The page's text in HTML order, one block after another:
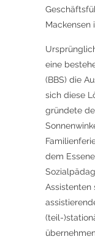
Mackensen
eine
(BBS) die
sich diese
gründete
dem
Assistenten
(teil-